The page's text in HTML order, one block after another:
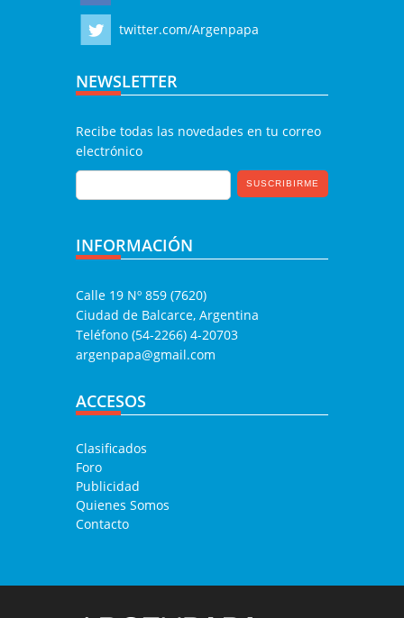
twitter.com/Argenpapa
NEWSLETTER
Recibe todas las novedades en tu correo
electrónico
INFORMACIÓN
Calle 19 Nº 859 (7620)
Ciudad de Balcarce, Argentina
Teléfono (54-2266) 4-20703
argenpapa@gmail.com
ACCESOS
Clasificados
Foro
Publicidad
Quienes Somos
Contacto